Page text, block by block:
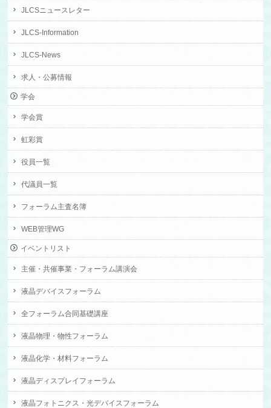
JLCSニュースレター
JLCS-Information
JLCS-News
求人・公募情報
学会
学会賞
虹彩賞
役員一覧
代議員一覧
フォーラム主査名簿
WEB管理WG
イベントリスト
主催・共催事業・フォーラム講演会
液晶デバイスフォーラム
全フォーラム合同基礎講座
液晶物理・物性フォーラム
液晶化学・材料フォーラム
液晶ディスプレイフォーラム
液晶フォトニクス・光デバイスフォーラム